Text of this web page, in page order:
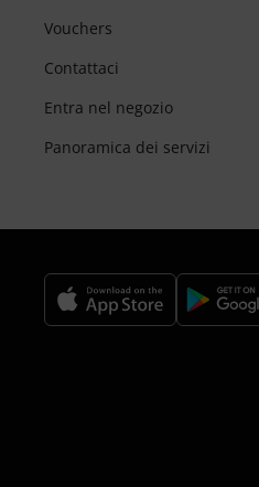
Vouchers
Contattaci
Entra nel negozio
Panoramica dei servizi